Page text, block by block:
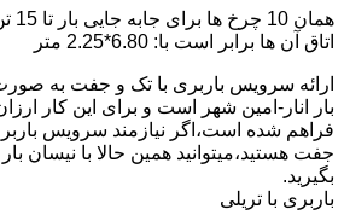
اتاق آن ها برابر است با: 6.80*2.25 متر
ارائه سرویس باربری با تک و جفت به
بار انار-امین شهر است و برای این کار
فراهم شده است،اگر نیازمند سرویس
جفت هستید،میتوانید همین حالا با نیسان
بگیرید.
باربری با تریلی